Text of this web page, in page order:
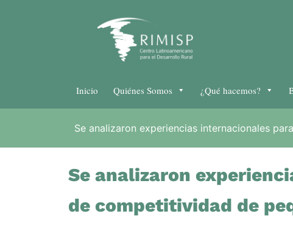
Inicio Quiénes Somos ¿Qué hacemos?
Se analizaron experiencias internacionales
Se analizaron
de competitividad de